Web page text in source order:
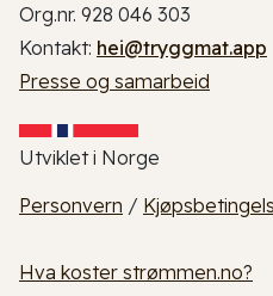
Org.nr. 928 046 303
Kontakt: hei@tryggmat.app
Presse og samarbeid
Utviklet i Norge
Personvern /
Hva koster strømmen.no?